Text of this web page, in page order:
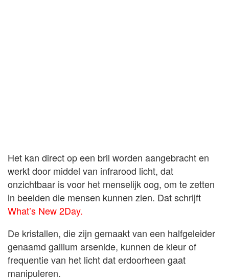
Het kan direct op een bril worden aangebracht en
werkt door middel van infrarood licht, dat
onzichtbaar is voor het menselijk oog, om te zetten
in beelden die mensen kunnen zien. Dat schrijft
What’s New 2Day.
De kristallen, die zijn gemaakt van een halfgeleider
genaamd gallium arsenide, kunnen de kleur of
frequentie van het licht dat erdoorheen gaat
manipuleren.